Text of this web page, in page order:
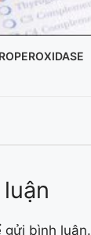
gửi bình luận.